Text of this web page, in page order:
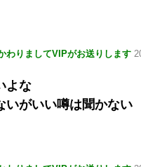
わりましてVIPがお送りします
よな
いがいい噂は聞かない